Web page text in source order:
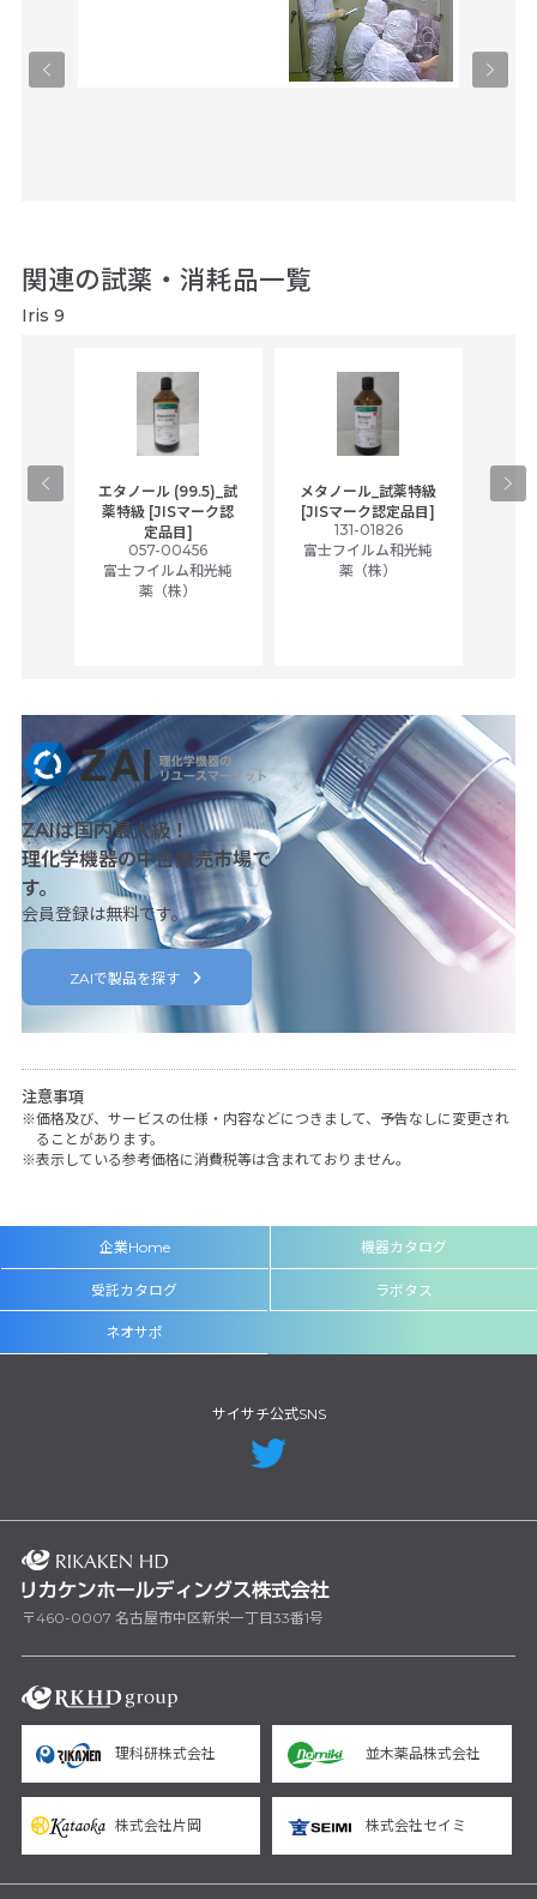
関連の試薬・消耗品一覧
Iris 9
エタノール (99.5)_試
薬特級 [JISマーク認
定品目]
057-00456
富士フイルム和光純
薬（株）
メタノール_試薬特級
[JISマーク認定品目]
131-01826
富士フイルム和光純
薬（株）
ア
ZAIは国内最大級！
理化学機器の中古販売市場で
す。
会員登録は無料です。
ZAIで製品を探す
注意事項
価格及び、サービスの仕様・内容などにつきまして、予告なしに変更され
ることがあります。
表示している参考価格に消費税等は含まれておりません。
企業Home 機器カタログ
受託カタログ ラボタス
ネオサポ
サイサチ公式SNS
〒460-0007 名古屋市中区新栄一丁目33番1号
理科研株式会社 並木薬品株式会社
株式会社片岡 株式会社セイミ